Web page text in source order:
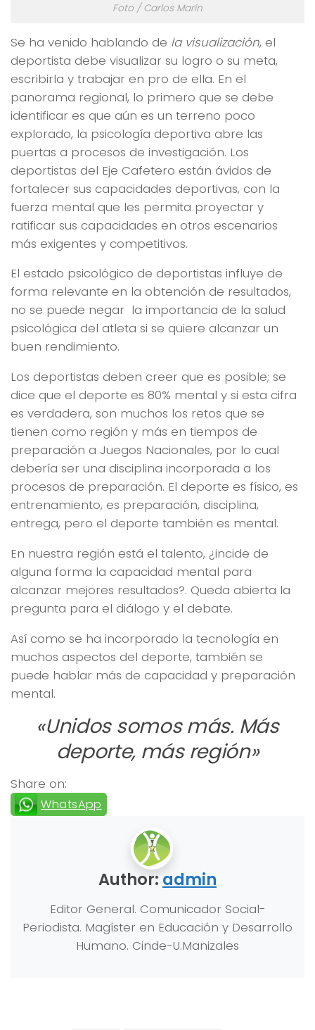
Foto / Carlos Marín
Se ha venido hablando de la visualización, el
deportista debe visualizar su logro o su meta,
escribirla y trabajar en pro de ella. En el
panorama regional, lo primero que se debe
identificar es que aún es un terreno poco
explorado, la psicología deportiva abre las
puertas a procesos de investigación. Los
deportistas del Eje Cafetero están ávidos de
fortalecer sus capacidades deportivas, con la
fuerza mental que les permita proyectar y
ratificar sus capacidades en otros escenarios
más exigentes y competitivos.
El estado psicológico de deportistas influye de
forma relevante en la obtención de resultados,
no se puede negar la importancia de la salud
psicológica del atleta si se quiere alcanzar un
buen rendimiento.
Los deportistas deben creer que es posible; se
dice que el deporte es 80% mental y si esta cifra
es verdadera, son muchos los retos que se
tienen como región y más en tiempos de
preparación a Juegos Nacionales, por lo cual
debería ser una disciplina incorporada a los
procesos de preparación. El deporte es físico, es
entrenamiento, es preparación, disciplina,
entrega, pero el deporte también es mental.
En nuestra región está el talento, ¿incide de
alguna forma la capacidad mental para
alcanzar mejores resultados?. Queda abierta la
pregunta para el diálogo y el debate.
Así como se ha incorporado la tecnología en
muchos aspectos del deporte, también se
puede hablar más de capacidad y preparación
mental.
«Unidos somos más. Más
deporte, más región»
Share on:
WhatsApp
Author: admin
Editor General. Comunicador Social-
Periodista. Magíster en Educación y Desarrollo
Humano. Cinde-U.Manizales